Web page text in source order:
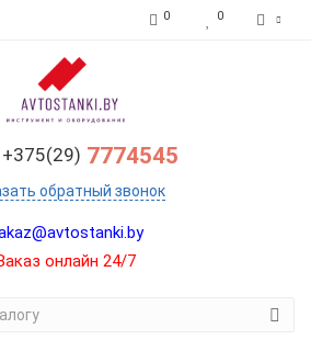
0 0
+375(29) 7774545
обратный звонок
онлайн 24/7